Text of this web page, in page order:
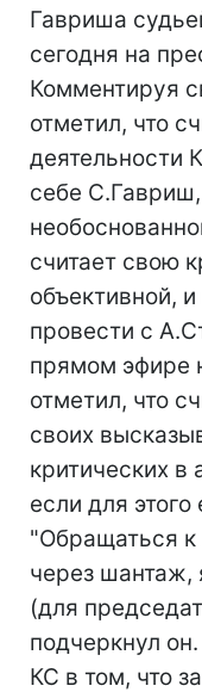
Гавриша
сегодня на
Комментируя
отметил, что
деятельности
себе
считает свою
объективной,
провести с
прямом эфире
отметил, что
своих
критических в
если для
"Обращаться к
через шантаж,
(для
подчеркнул
КС в том, что